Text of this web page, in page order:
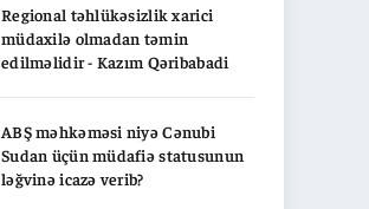
Regional təhlükəsizlik xarici
müdaxilə olmadan təmin
edilməlidir - Kazım Qəribabadi
ABŞ məhkəməsi niyə Cənubi
Sudan üçün müdafiə statusunun
ləğvinə icazə verib?